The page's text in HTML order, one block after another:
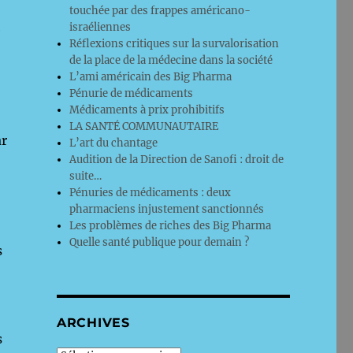
touchée par des frappes américano-
israéliennes
Réflexions critiques sur la survalorisation
de la place de la médecine dans la société
L’ami américain des Big Pharma
Pénurie de médicaments
Médicaments à prix prohibitifs
LA SANTÉ COMMUNAUTAIRE
L’art du chantage
Audition de la Direction de Sanofi : droit de
suite…
Pénuries de médicaments : deux
pharmaciens injustement sanctionnés
Les problèmes de riches des Big Pharma
Quelle santé publique pour demain ?
ARCHIVES